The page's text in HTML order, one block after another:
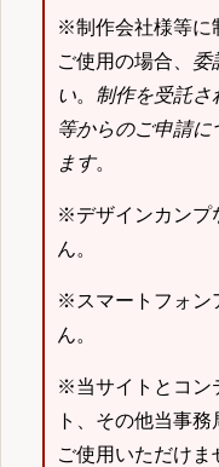
※制作会社様等に
ご使用の場合、 委
い。 制作を受託さ
等からのご申請
ます。
※デザインカンプ
ん。
※スマートフォン
ん。
※当サイトとコン
ト、その他当事
ご使用いただけま